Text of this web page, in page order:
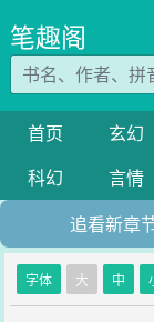
笔趣阁
首页 玄幻
科幻
言情
追看新章
字体 大 中